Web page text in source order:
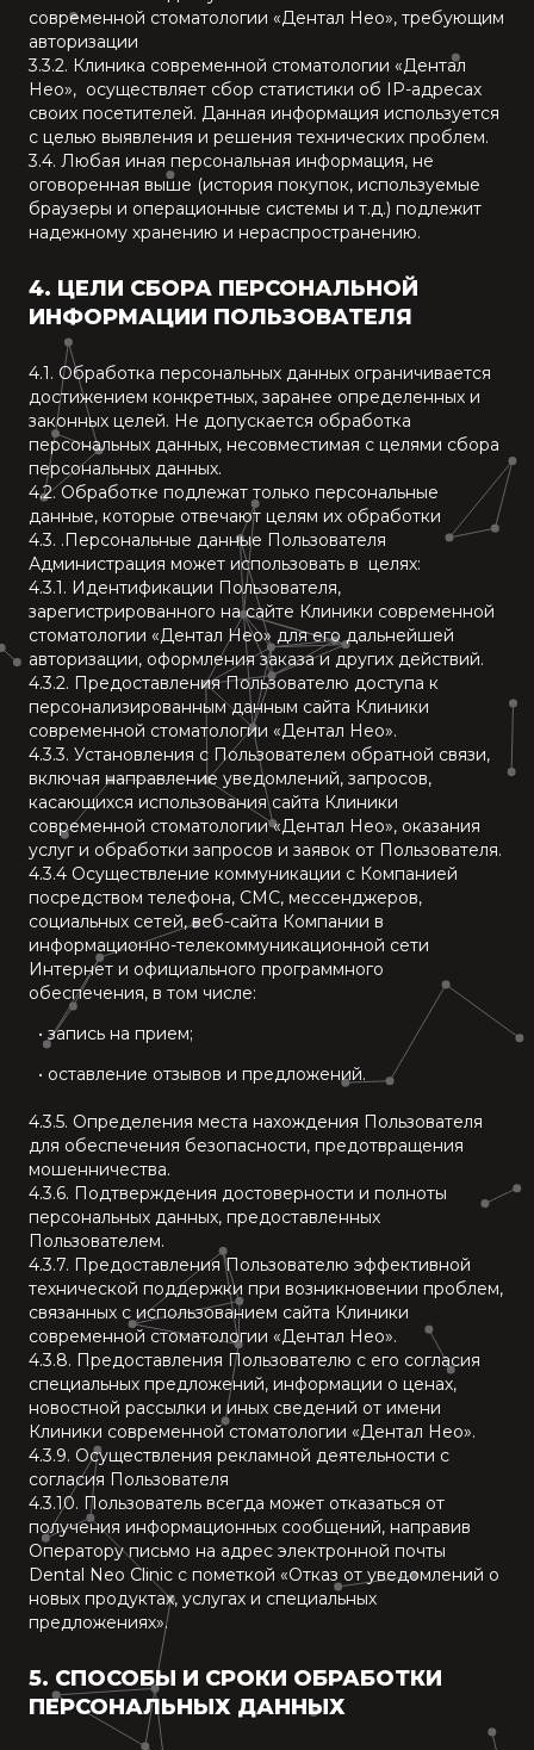
современной стоматологии «Дентал Нео», требующим
авторизации
3.3.2. Клиника современной стоматологии «Дентал
Нео», осуществляет сбор статистики об IP-адресах
своих посетителей. Данная информация используется
с целью выявления и решения технических проблем.
3.4. Любая иная персональная информация, не
оговоренная выше (история покупок, используемые
браузеры и операционные системы и т.д.) подлежит
надежному хранению и нераспространению.
4. ЦЕЛИ СБОРА ПЕРСОНАЛЬНОЙ
ИНФОРМАЦИИ ПОЛЬЗОВАТЕЛЯ
4.1. Обработка персональных данных ограничивается
достижением конкретных, заранее определенных и
законных целей. Не допускается обработка
персональных данных, несовместимая с целями сбора
персональных данных.
4.2. Обработке подлежат только персональные
данные, которые отвечают целям их обработки
4.3. .Персональные данные Пользователя
Администрация может использовать в целях:
4.3.1. Идентификации Пользователя,
зарегистрированного на сайте Клиники современной
стоматологии «Дентал Нео» для его дальнейшей
авторизации, оформления заказа и других действий.
4.3.2. Предоставления Пользователю доступа к
персонализированным данным сайта Клиники
современной стоматологии «Дентал Нео».
4.3.3. Установления с Пользователем обратной связи,
включая направление уведомлений, запросов,
касающихся использования сайта Клиники
современной стоматологии «Дентал Нео», оказания
услуг и обработки запросов и заявок от Пользователя.
4.3.4 Осуществление коммуникации с Компанией
посредством телефона, СМС, мессенджеров,
социальных сетей, веб-сайта Компании в
информационно-телекоммуникационной сети
Интернет и официального программного
обеспечения, в том числе:
• запись на прием;
• оставление отзывов и предложений.
4.3.5. Определения места нахождения Пользователя
для обеспечения безопасности, предотвращения
мошенничества.
4.3.6. Подтверждения достоверности и полноты
персональных данных, предоставленных
Пользователем.
4.3.7. Предоставления Пользователю эффективной
технической поддержки при возникновении проблем,
связанных с использованием сайта Клиники
современной стоматологии «Дентал Нео».
4.3.8. Предоставления Пользователю с его согласия
специальных предложений, информации о ценах,
новостной рассылки и иных сведений от имени
Клиники современной стоматологии «Дентал Нео».
4.3.9. Осуществления рекламной деятельности с
согласия Пользователя
4.3.10. Пользователь всегда может отказаться от
получения информационных сообщений, направив
Оператору письмо на адрес электронной почты
Dental Neo Clinic с пометкой «Отказ от уведомлений о
новых продуктах, услугах и специальных
предложениях».
5. СПОСОБЫ И СРОКИ ОБРАБОТКИ
ПЕРСОНАЛЬНЫХ ДАННЫХ